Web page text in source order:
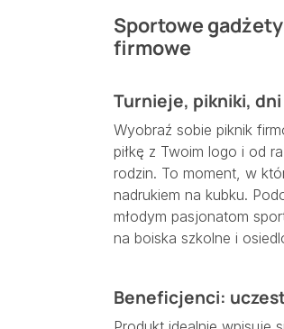
Sportowe
firmowe
Turnieje, pikniki,
Wyobraź sobie piknik
piłkę z Twoim logo i od
rodzin. To moment, w
nadrukiem na kubku.
młodym pasjonatom
na boiska szkolne i
Beneficjenci: